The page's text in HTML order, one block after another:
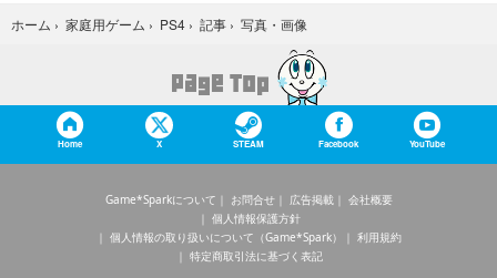
ホーム › 家庭用ゲーム › PS4 › 記事 › 写真・画像
Home X STEAM Facebook YouTube
Game*Sparkについて お問合せ 広告掲載
会社概要
個人情報保護方針
個人情報の取り扱いについて（Game*Spark）
利用規約
特定商取引法に基づく表記